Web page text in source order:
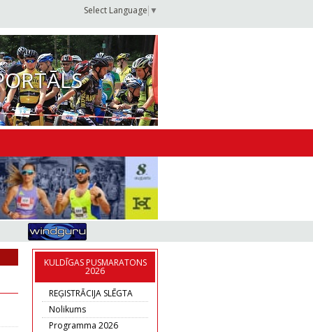
Select Language ▼
KULDĪGAS PUSMARATONS
2026
REĢISTRĀCIJA SLĒGTA
Nolikums
Programma 2026